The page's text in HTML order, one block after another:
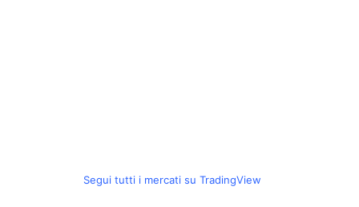
Segui tutti i mercati su TradingView